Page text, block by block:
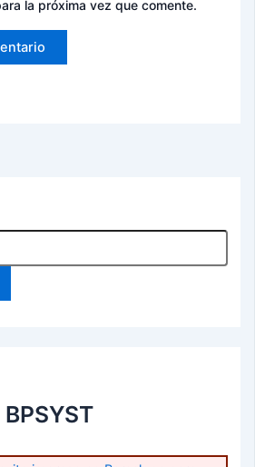
la próxima vez que comente.